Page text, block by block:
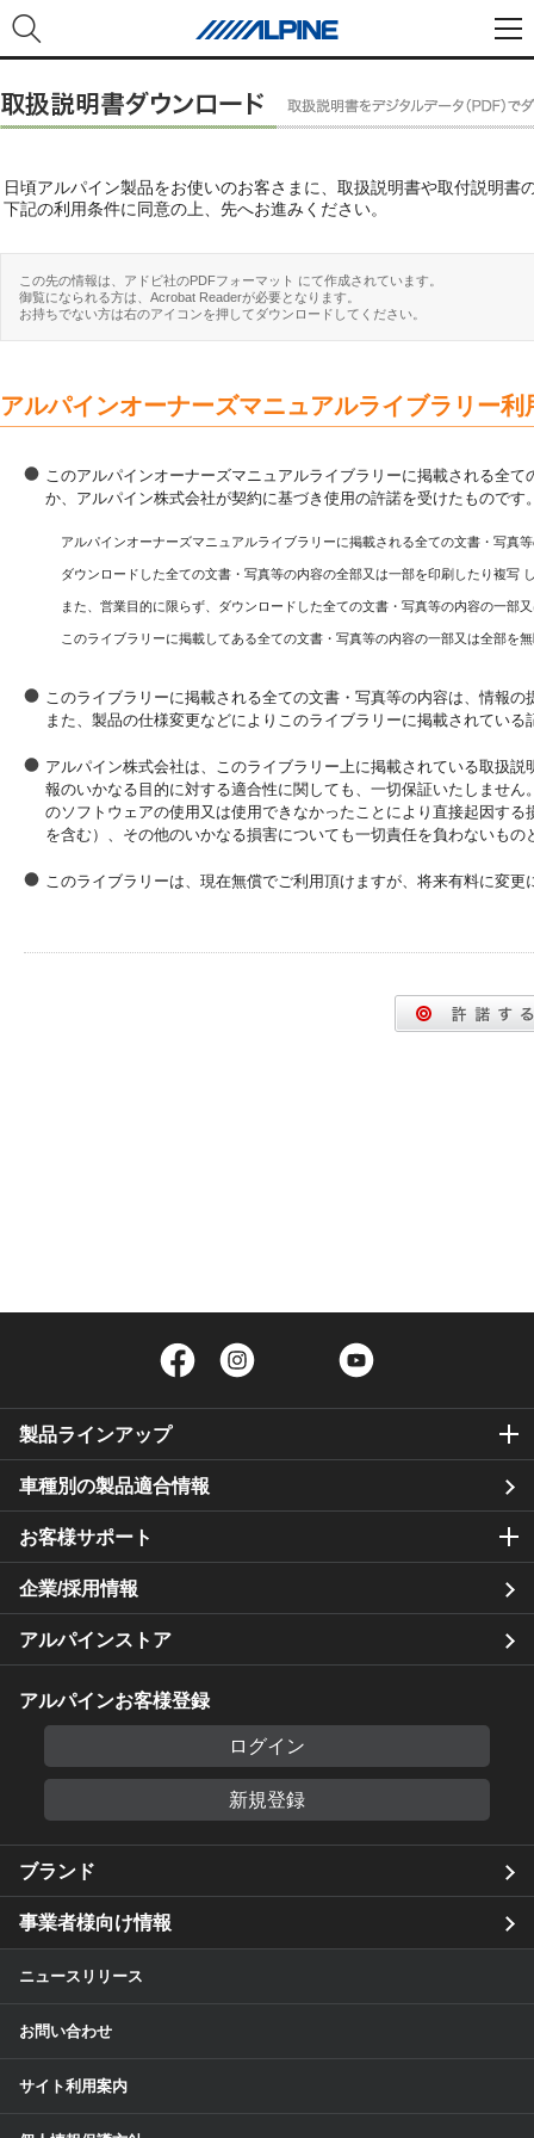
日頃アルパイン製品をお使いのお客さまに、取扱説明書や取付説明書
下記の利用条件に同意の上、先へお進みください。
この先の情報は、アドビ社のPDFフォーマット にて作成されています。
御覧になられる方は、Acrobat Readerが必要となります。
お持ちでない方は右のアイコンを押してダウンロードしてください。
アルパインオーナーズマニュアルライブラリー利
このアルパインオーナーズマニュアルライブラリーに掲載される全
か、アルパイン株式会社が契約に基づき使用の許諾を受けたもので
アルパインオーナーズマニュアルライブラリーに掲載される全ての文書・写真
ダウンロードした全ての文書・写真等の内容の全部又は一部を印刷したり複写
また、営業目的に限らず、ダウンロードした全ての文書・写真等の内容の一
このライブラリーに掲載してある全ての文書・写真等の内容の一部又は全部を
このライブラリーに掲載される全ての文書・写真等の内容は、情報
また、製品の仕様変更などによりこのライブラリーに掲載されてい
アルパイン株式会社は、このライブラリー上に掲載されている取扱
報のいかなる目的に対する適合性に関しても、一切保証いたしませ
のソフトウェアの使用又は使用できなかったことにより直接起因す
を含む）、その他のいかなる損害についても一切責任を負わないもの
このライブラリーは、現在無償でご利用頂けますが、将来有料に変
Facebook Twitter
製品ラインアップ
車種別の製品適合情報
お客様サポート
企業/採用情報
アルパインストア
アルパインお客様登録
ログイン
新規登録
ブランド
事業者様向け情報
ニュースリリース
お問い合わせ
サイト利用案内